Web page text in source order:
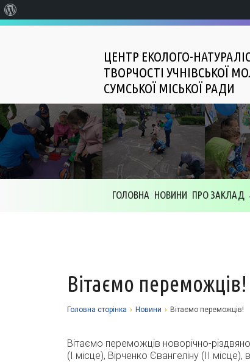
ЦЕНТР ЕКОЛОГО-
ТВОРЧОСТІ УЧНІВСЬКОЇ
СУМСЬКОЇ МІСЬКОЇ РАДИ
ГОЛОВНА НОВИНИ ПРО ЗАКЛАД
Вітаємо переможців!
Головна сторiнка › Новини › Вітаємо переможців!
Вітаємо переможців новорічно-
(І місце), Вірченко Євангеліну (ІІ
WordPress